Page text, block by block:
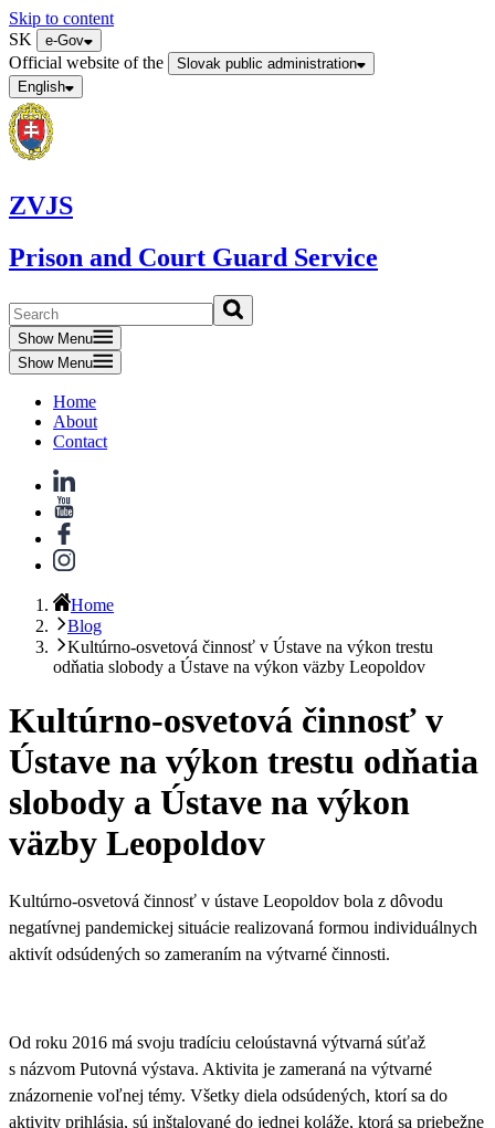
Skip to content
SK
e-Gov
Official website of the
Slovak public administration
English
ZVJS
Prison and Court Guard Service
Show Menu
Show Menu
Home
About
Contact
Home
Blog
Kultúrno-osvetová činnosť v Ústave na výkon trestu
odňatia slobody a Ústave na výkon väzby Leopoldov
Kultúrno-osvetová činnosť v
Ústave na výkon trestu odňatia
slobody a Ústave na výkon
väzby Leopoldov
Kultúrno-osvetová činnosť v ústave Leopoldov bola z dôvodu
negatívnej pandemickej situácie realizovaná formou individuálnych
aktivít odsúdených so zameraním na výtvarné činnosti.
Od roku 2016 má svoju tradíciu celoústavná výtvarná súťaž
s názvom Putovná výstava. Aktivita je zameraná na výtvarné
znázornenie voľnej témy. Všetky diela odsúdených, ktorí sa do
aktivity prihlásia, sú inštalované do jednej koláže, ktorá sa priebežne